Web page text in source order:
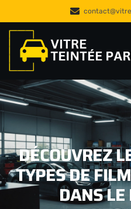
DÉCOUVREZ
TYPES DE
DANS